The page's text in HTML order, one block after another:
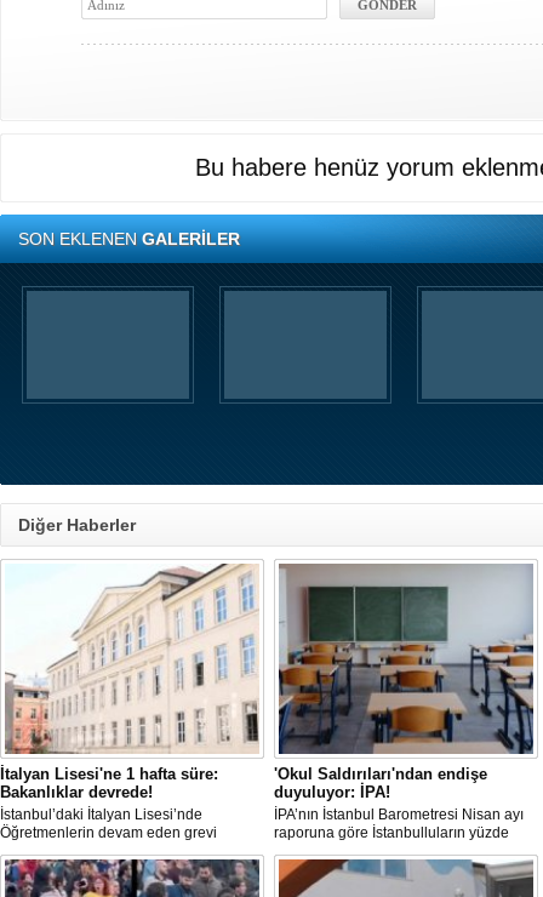
Bu habere henüz yorum
SON EKLENENGALERİLER
Diğer Haberler
İtalyan Lisesi'ne 1 hafta süre:
Bakanlıklar devrede!
İstanbul’daki İtalyan Lisesi’nde
Öğretmenlerin devam eden grevi
nedeniyle derslerde uzun süredir
aksama yaşandığı belirtilirken, MEB ve
Çalışma Bakanlığı, aylardır süren grevin
'Okul Saldırıları'ndan endişe
duyuluyor: İPA!
İPA’nın İstanbul Barometresi Nisan ayı
raporuna göre İstanbulluların yüzde
88,8’i okullarda yaşanan olaylardan
dolayı 'Çok endişeli' olduğunu
belirtirken, katılımcılar şiddetin